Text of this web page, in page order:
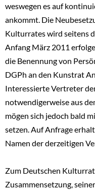
weswegen es auf
ankommt. Die
Kulturrates wird seitens
Anfang März 2011
die Benennung von
DGPh an den Kunstrat
Interessierte Vertreter
notwendigerweise aus
mögen sich jedoch bald
setzen. Auf Anfrage
Namen der derzeitigen
Zum Deutschen Kulturrat
Zusammensetzung,